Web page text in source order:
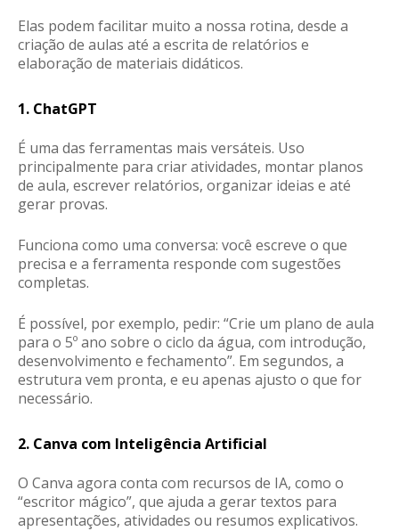
Elas podem facilitar muito a nossa rotina, desde a
criação de aulas até a escrita de relatórios e
elaboração de materiais didáticos.
1. ChatGPT
É uma das ferramentas mais versáteis. Uso
principalmente para criar atividades, montar planos
de aula, escrever relatórios, organizar ideias e até
gerar provas.
Funciona como uma conversa: você escreve o que
precisa e a ferramenta responde com sugestões
completas.
É possível, por exemplo, pedir: “Crie um plano de aula
para o 5º ano sobre o ciclo da água, com introdução,
desenvolvimento e fechamento”. Em segundos, a
estrutura vem pronta, e eu apenas ajusto o que for
necessário.
2. Canva com Inteligência Artificial
O Canva agora conta com recursos de IA, como o
“escritor mágico”, que ajuda a gerar textos para
apresentações, atividades ou resumos explicativos.